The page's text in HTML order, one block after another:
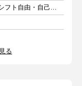
週1日以上 1日5時間以上 シフト自由・自己申告
る